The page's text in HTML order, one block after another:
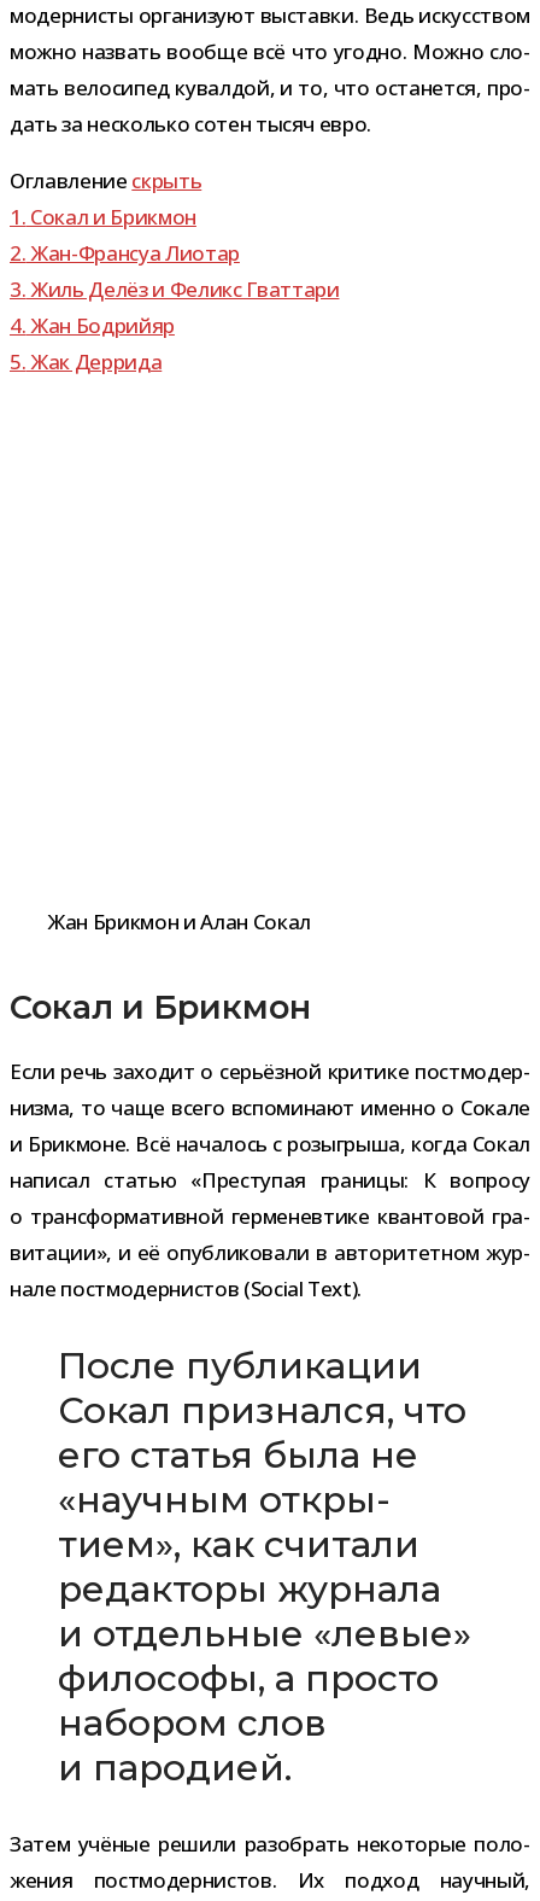
мо­дер­ни­сты орга­ни­зуют выставки. Ведь искус­ством
можно назвать вообще всё что угодно. Можно сло­
мать вело­си­пед кувал­дой, и то, что оста­нется, про­
дать за несколько сотен тысяч евро.
Оглавление скрыть
1. Сокал и Брикмон
2.Жан-​Франсуа Лиотар
3.Жиль Делёз и Феликс Гваттари
4.Жан Бодрийяр
5.Жак Деррида
Жан Брикмон и Алан Сокал
Сокал и Брикмон
Если речь захо­дит о серьёз­ной кри­тике пост­мо­дер­
низма, то чаще всего вспо­ми­нают именно о Сокале
и Брикмоне. Всё нача­лось с розыг­рыша, когда Сокал
напи­сал ста­тью «Преступая гра­ницы: К вопросу
о транс­фор­ма­тив­ной гер­ме­нев­тике кван­то­вой гра­
ви­та­ции», и её опуб­ли­ко­вали в авто­ри­тет­ном жур­
нале пост­мо­дер­ни­стов (Social Text).
После пуб­ли­ка­ции
Сокал при­знался, что
его ста­тья была не
«науч­ным откры­
тием», как счи­тали
редак­торы жур­нала
и отдель­ные «левые»
фило­софы, а про­сто
набо­ром слов
и пародией.
Затем учё­ные решили разо­брать неко­то­рые поло­
же­ния пост­мо­дер­ни­стов. Их под­ход науч­ный,